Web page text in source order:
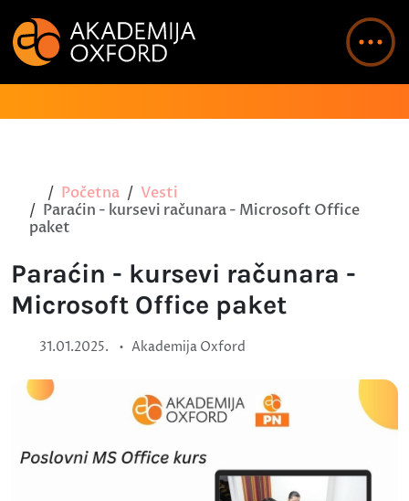
Početna
Vesti
Paraćin - kursevi računara - Microsoft Office
paket
Paraćin - kursevi računara -
Microsoft Office paket
31.01.2025. • Akademija Oxford